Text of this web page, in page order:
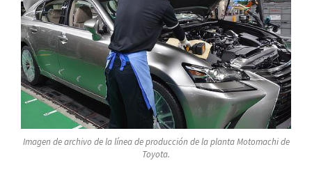
Imagen de archivo de la línea de producción de la planta Motomachi de
Toyota.